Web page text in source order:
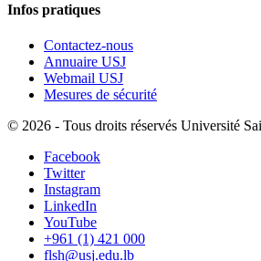
Infos pratiques
Contactez-nous
Annuaire USJ
Webmail USJ
Mesures de sécurité
© 2026 - Tous droits réservés Université
Facebook
Twitter
Instagram
LinkedIn
YouTube
+961 (1) 421 000
flsh@usj.edu.lb